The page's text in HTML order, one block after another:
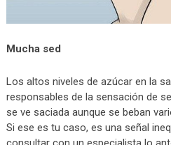
Mucha sed
Los altos niveles de azúcar en la
responsables de la sensación de
se ve saciada aunque se beban
Si ese es tu caso, es una señal